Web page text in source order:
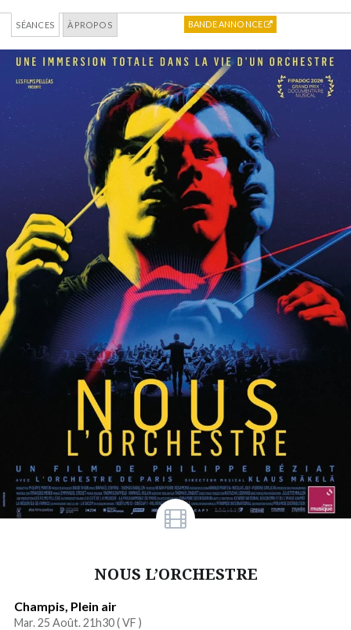
SÉANCES À PROPOS BANDE ANNONCE
NOUS L’ORCHESTRE
Champis, Plein air
Mar. 25 Août. 21h30 (VF )